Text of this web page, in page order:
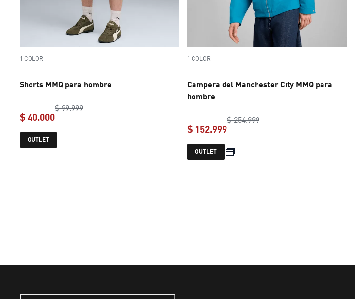
1 COLOR
Shorts MMQ para hombre
$ 99.999original price $ 99.999
$ 40.000
OUTLET
1 COLOR
Campera del Manchester City MMQ para
hombre
$ 254.999original price $ 254.999
$ 152.999
current price $ 152.999
OUTLET